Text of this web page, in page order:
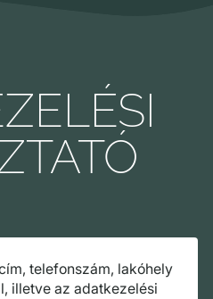
telefonszám, lakóhely
illetve az adatkezelési